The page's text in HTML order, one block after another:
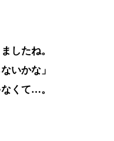
したね。
いかな」
くて…。